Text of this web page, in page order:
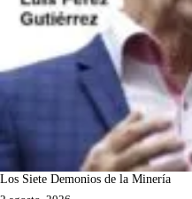
Los Siete Demonios de la Minería